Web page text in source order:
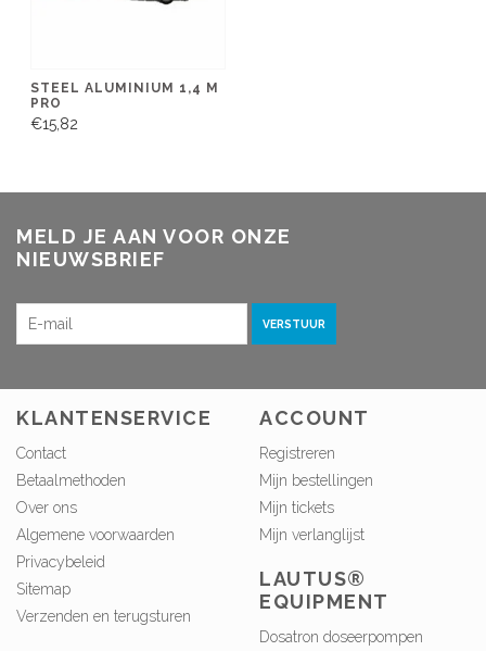
STEEL ALUMINIUM 1,4 M
PRO
€15,82
MELD JE AAN VOOR ONZE
NIEUWSBRIEF
VERSTUUR
KLANTENSERVICE
Contact
Betaalmethoden
Over ons
Algemene voorwaarden
Privacybeleid
Sitemap
Verzenden en terugsturen
ACCOUNT
Registreren
Mijn bestellingen
Mijn tickets
Mijn verlanglijst
LAUTUS®
EQUIPMENT
Dosatron doseerpompen